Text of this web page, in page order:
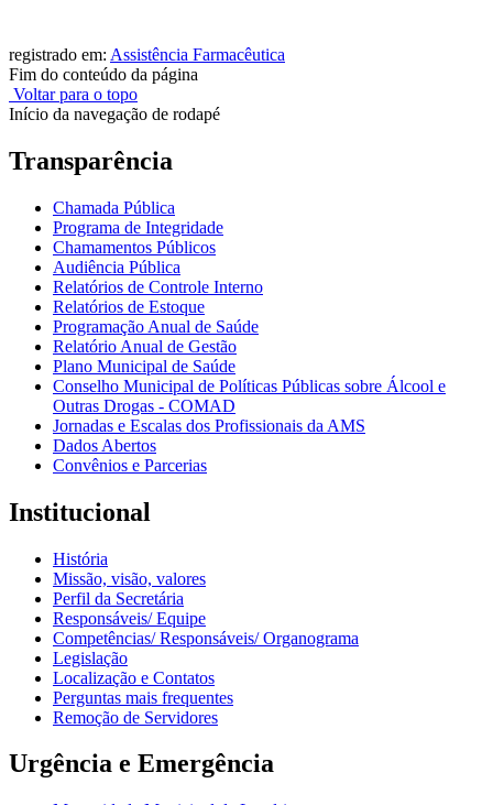
registrado em: Assistência Farmacêutica
Fim do conteúdo da página
Voltar para o topo
Início da navegação de rodapé
Transparência
Chamada Pública
Programa de Integridade
Chamamentos Públicos
Audiência Pública
Relatórios de Controle Interno
Relatórios de Estoque
Programação Anual de Saúde
Relatório Anual de Gestão
Plano Municipal de Saúde
Conselho Municipal de Políticas Públicas sobre Álcool e
Outras Drogas - COMAD
Jornadas e Escalas dos Profissionais da AMS
Dados Abertos
Convênios e Parcerias
Institucional
História
Missão, visão, valores
Perfil da Secretária
Responsáveis/ Equipe
Competências/ Responsáveis/ Organograma
Legislação
Localização e Contatos
Perguntas mais frequentes
Remoção de Servidores
Urgência e Emergência